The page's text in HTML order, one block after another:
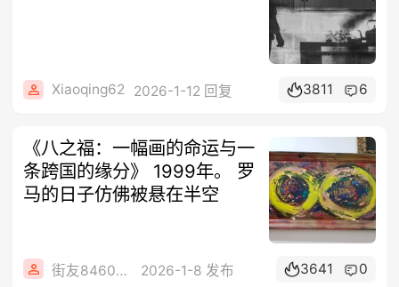
Xiaoqing62 2026-1-12 回复 3811 6
《八之福：一幅画的命运与一
条跨国的缘分》 1999年。 罗
马的日子仿佛被悬在半空
街友84605288 2026-1-8 发布 3641 0